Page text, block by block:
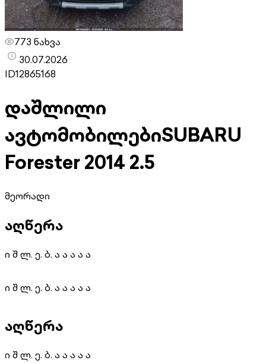
773 ნახვა
30.07.2026
ID12865168
დაშლილი
ავტომობილებიSUBARU
Forester 2014 2.5
მეორადი
აღწერა
ი შ ლ. ე. ბ. ა ა ა ა ა
ი შ ლ. ე. ბ. ა ა ა ა ა
აღწერა
ი შ ლ. ე. ბ. ა ა ა ა ა